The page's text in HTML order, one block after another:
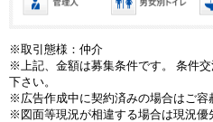
※取引態様：仲介
※上記、金額は募集条件です。 条件
下さい。
※広告作成中に契約済みの場合はご容
※図面等現況が相違する場合は現況優